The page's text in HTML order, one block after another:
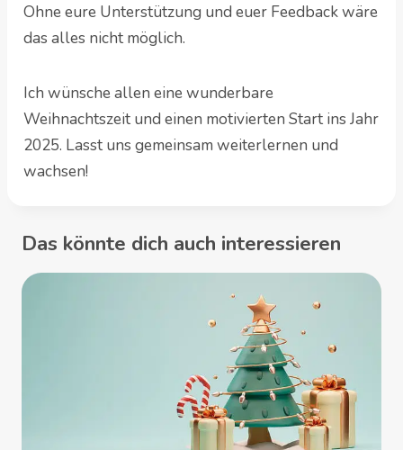
Ohne eure Unterstützung und euer Feedback wäre
das alles nicht möglich.
Ich wünsche allen eine wunderbare
Weihnachtszeit und einen motivierten Start ins Jahr
2025. Lasst uns gemeinsam weiterlernen und
wachsen!
Das könnte dich auch interessieren